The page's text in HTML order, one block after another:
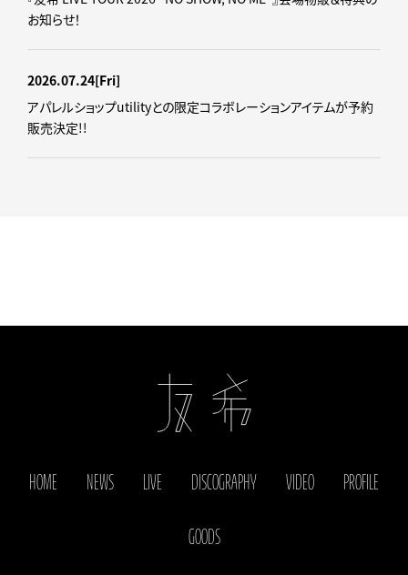
お知らせ！
2026.07.24[Fri]
アパレルショップutilityとの限定コラボレーションアイテムが予約
販売決定!!
HOME NEWS LIVE DISCOGRAPHY VIDEO PROFILE
GOODS